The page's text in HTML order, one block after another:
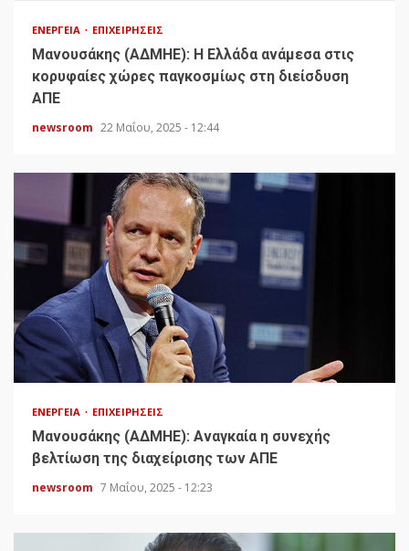
ΕΝΈΡΓΕΙΑ ΕΠΙΧΕΙΡΉΣΕΙΣ
Μανουσάκης (ΑΔΜΗΕ): Η Ελλάδα ανάμεσα στις
κορυφαίες χώρες παγκοσμίως στη διείσδυση
ΑΠΕ
newsroom 22 Μαΐου, 2025 - 12:44
ΕΝΈΡΓΕΙΑ ΕΠΙΧΕΙΡΉΣΕΙΣ
Μανουσάκης (ΑΔΜΗΕ): Αναγκαία η συνεχής
βελτίωση της διαχείρισης των ΑΠΕ
newsroom 7 Μαΐου, 2025 - 12:23